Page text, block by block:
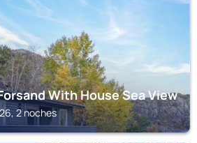
With House Sea View
2 noches